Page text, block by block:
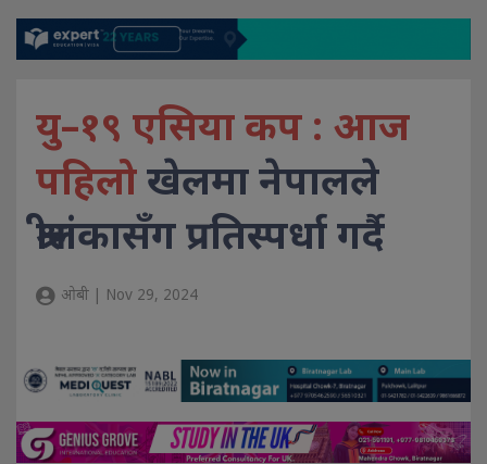
यु–१९ एसिया कप : आज
पहिलोखेलमा नेपालले
श्रीलंकासँग प्रतिस्पर्धा गर्दै
ओबी | Nov 29, 2024